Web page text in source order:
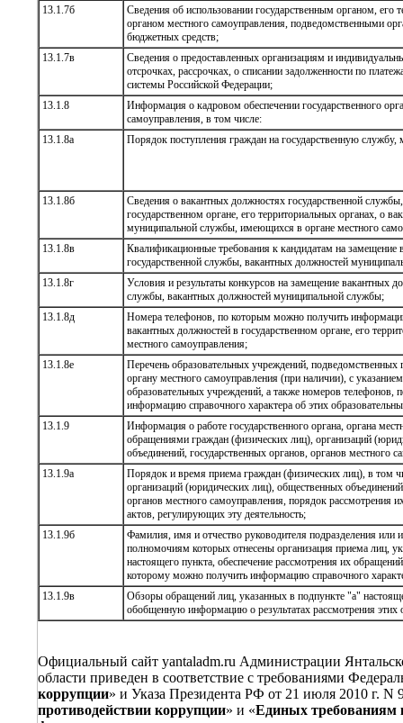
13.1.7б
Сведения об использовании государственным органом, его
органом местного самоуправления, подведомственными
бюджетных средств;
13.1.7в
Сведения о предоставленных организациям и
отсрочках, рассрочках, о списании задолженности по
системы Российской Федерации;
13.1.8
Информация о кадровом обеспечении государственного
самоуправления, в том числе:
13.1.8а
Порядок поступления граждан на государственную
13.1.8б
Сведения о вакантных должностях государственной
государственном органе, его территориальных органах, о
муниципальной службы, имеющихся в органе местного
13.1.8в
Квалификационные требования к кандидатам на замещение
государственной службы, вакантных должностей
13.1.8г
Условия и результаты конкурсов на замещение вакантных
службы, вакантных должностей муниципальной службы;
13.1.8д
Номера телефонов, по которым можно получить
вакантных должностей в государственном органе, его
местного самоуправления;
13.1.8е
Перечень образовательных учреждений, подведомственных
органу местного самоуправления (при наличии), с
образовательных учреждений, а также номеров
информацию справочного характера об этих
13.1.9
Информация о работе государственного органа, органа
обращениями граждан (физических лиц), организаций
объединений, государственных органов, органов местного
13.1.9а
Порядок и время приема граждан (физических лиц), в том
организаций (юридических лиц), общественных
органов местного самоуправления, порядок рассмотрения
актов, регулирующих эту деятельность;
13.1.9б
Фамилия, имя и отчество руководителя подразделения или
полномочиям которых отнесены организация приема лиц,
настоящего пункта, обеспечение рассмотрения их
которому можно получить информацию справочного
13.1.9в
Обзоры обращений лиц, указанных в подпункте "а"
обобщенную информацию о результатах рассмотрения
Официальный сайт yantaladm.ru Администрации
области приведен в соответствие с требованиями
коррупции» и Указа Президента РФ от 21 июля 2010 г. N
противодействии коррупции» и «Единых требованиям